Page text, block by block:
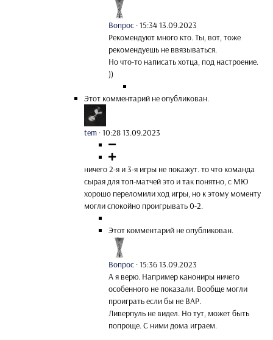
Вопрос ·15:34 13.09.2023
Рекомендуют много кто. Ты, вот, тоже
рекомендуешь не ввязываться.
Но что-то написать хотца, под настроение.
))
Этот комментарий не опубликован.
tem ·10:28 13.09.2023
ничего 2-я и 3-я игры не покажут. то что команда
сырая для топ-матчей это и так понятно, с МЮ
хорошо переломили ход игры, но к этому моменту
могли спокойно проигрывать 0-2.
Этот комментарий не опубликован.
Вопрос ·15:36 13.09.2023
А я верю. Например канониры ничего
особенного не показали. Вообще могли
проиграть если бы не ВАР.
Ливерпуль не видел. Но тут, может быть
попроще. С ними дома играем.